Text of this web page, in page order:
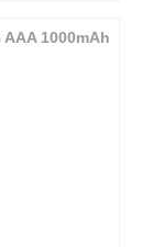
AAA 1000mAh